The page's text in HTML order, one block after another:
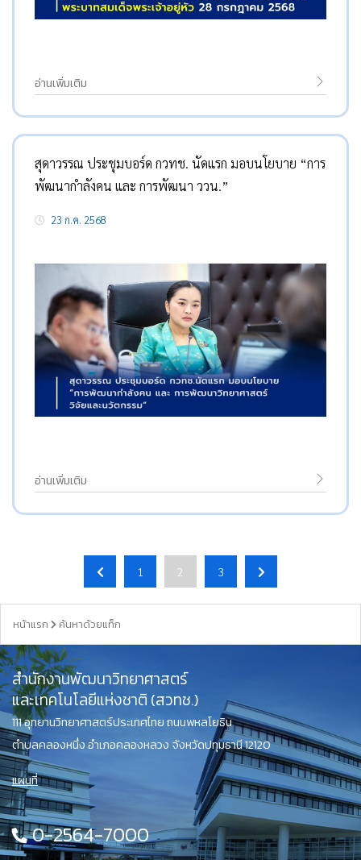
อ่านเพิ่มเติม
สุดาวรรณ ประชุมบอร์ด กวทช. นัดแรก มอบนโยบาย “การ
พัฒนากำลังคน และ การพัฒนา ววน.”
23 ก.ค. 2568
อ่านเพิ่มเติม
1 2 3
หน้าแรก ค้นหาด้วยแท็ก
สำนักงานพัฒนาวิทยาศาสตร์
และเทคโนโลยีแห่งชาติ (สวทช.)
111 อุทยานวิทยาศาสตร์ประเทศไทย ถนนพหลโยธิน
ตำบลคลองหนึ่ง อำเภอคลองหลวง จังหวัดปทุมธานี 12120
แผนที่
0-2564-7000